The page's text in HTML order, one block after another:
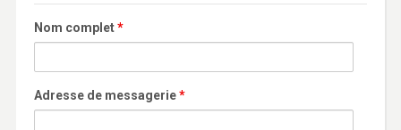
Nom complet*
Adresse de messagerie*